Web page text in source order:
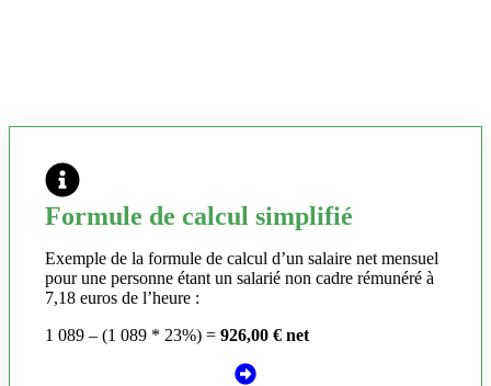
Formule de calcul simplifié
Exemple de la formule de calcul d’un salaire net mensuel
pour une personne étant un salarié non cadre rémunéré à
7,18 euros de l’heure :
1 089 – (1 089 * 23%) = 926,00 € net